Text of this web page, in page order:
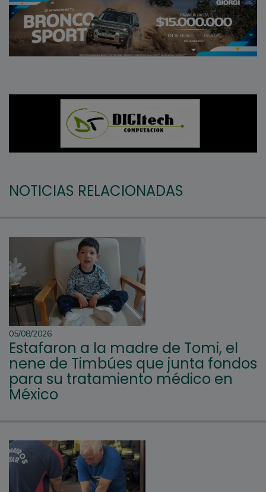
NOTICIAS RELACIONADAS
05/08/2026
Estafaron a la madre de Tomi, el
nene de Timbúes que junta fondos
para su tratamiento médico en
México